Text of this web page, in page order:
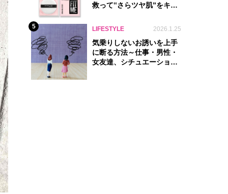
救って‟さらツヤ肌”をキー
5 LIFESTYLE 2026.1.25
気乗りしないお誘いを上手
に断る方法～仕事・男性・
女友達、シチュエーション